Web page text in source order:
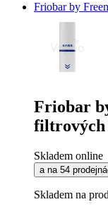
Friobar by
Friobar
filtrových
Skladem online
a na 54
Skladem na